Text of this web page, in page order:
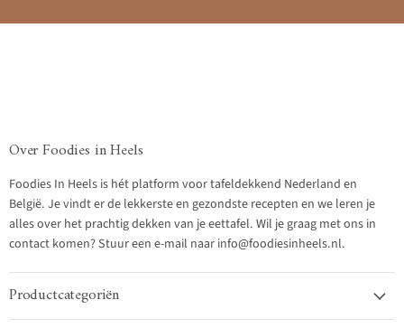
Over Foodies in Heels
Foodies In Heels is hét platform voor tafeldekkend Nederland en
België. Je vindt er de lekkerste en gezondste recepten en we leren je
alles over het prachtig dekken van je eettafel. Wil je graag met ons in
contact komen? Stuur een e-mail naar info@foodiesinheels.nl.
Productcategoriën